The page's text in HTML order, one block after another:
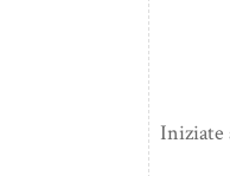
Iniziate